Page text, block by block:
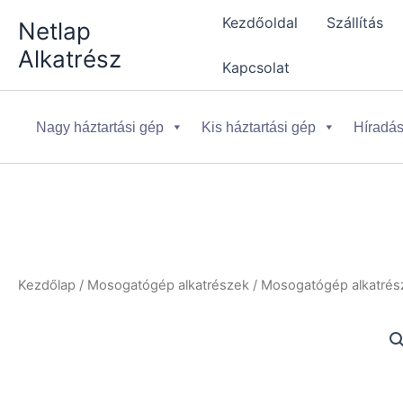
content
Netlap
Alkatrész
Kezdőoldal Szállítás
Kapcsolat
Nagy háztartási gép Kis háztartási gép
Kezdőlap / Mosogatógép alkatrészek / Mosogatógép